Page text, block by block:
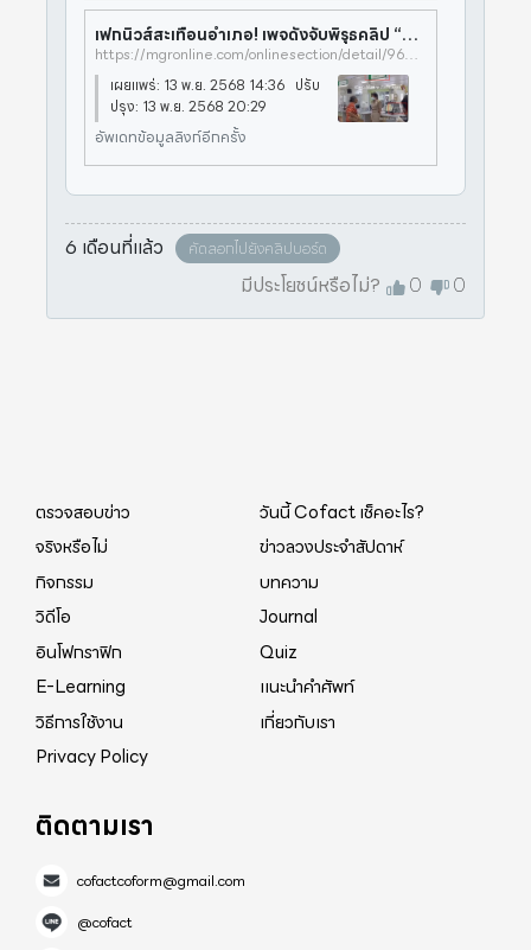
เฟกนิวส์สะเทือนอำเภอ! เพจดังจับพิรุธคลิป “ป้าโวยวายเจ้าหน้าที่” ชี้เหตุผล 4 ข้อมาจาก AI
https://mgronline.com/onlinesection/detail/9680000108468
เผยแพร่: 13 พ.ย. 2568 14:36 ปรับ
ปรุง: 13 พ.ย. 2568 20:29
อัพเดทข้อมูลลิงก์อีกครั้ง
6 เดือนที่แล้ว คัดลอกไปยังคลิปบอร์ด
มีประโยชน์หรือไม่? 0 0
ตรวจสอบข่าว
วันนี้ Cofact เช็คอะไร?
จริงหรือไม่
ข่าวลวงประจำสัปดาห์
กิจกรรม
บทความ
วิดีโอ
Journal
อินโฟกราฟิก
Quiz
E-Learning
แนะนำคำศัพท์
วิธีการใช้งาน
เกี่ยวกับเรา
Privacy Policy
ติดตามเรา
cofactcoform@gmail.com
@cofact